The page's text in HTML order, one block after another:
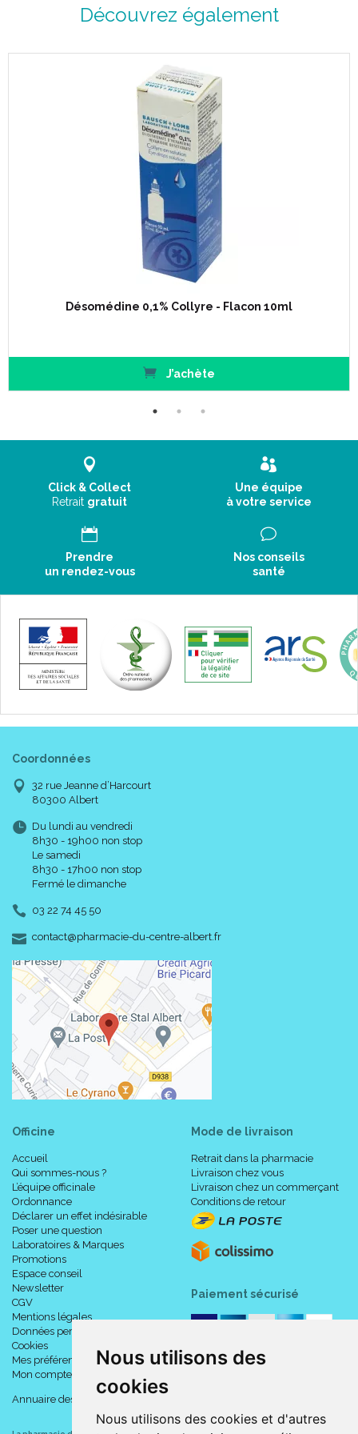
Nous utilisons des
cookies
Nous utilisons des cookies et d'autres
Découvrez également
Désomédine 0,1% Collyre - Flacon 10ml
J’achète
Click & Collect
Retrait gratuit
Une équipe
à votre service
Prendre
un rendez-vous
Nos conseils
santé
Coordonnées
32 rue Jeanne d’Harcourt
80300 Albert
Du lundi au vendredi
8h30 - 19h00 non stop
Le samedi
8h30 - 17h00 non stop
Fermé le dimanche
03 22 74 45 50
contact-
@-
pharmacie-du-centre-albert.fr
Officine
Accueil
Qui sommes-nous ?
L’équipe officinale
Ordonnance
Déclarer un effet indésirable
Poser une question
Laboratoires & Marques
Promotions
Espace conseil
Newsletter
CGV
Mentions légales
Données personnelles
Cookies
Mes préférences Cookies
Mon compte
Annuaire des pharmacies
Mode de livraison
Retrait dans la pharmacie
Livraison chez vous
Livraison chez un commerçant
Conditions de retour
Paiement sécurisé